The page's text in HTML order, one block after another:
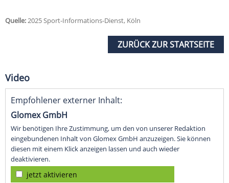
Quelle:2025 Sport-Informations-Dienst, Köln
ZURÜCK ZUR STARTSEITE
Video
Empfohlener externer Inhalt:
Glomex GmbH
Wir benötigen Ihre Zustimmung, um den von unserer Redaktion
eingebundenen Inhalt von Glomex GmbH anzuzeigen. Sie können
diesen mit einem Klick anzeigen lassen und auch wieder
deaktivieren.
jetzt aktivieren